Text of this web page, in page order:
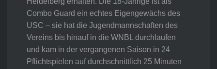
Combo Guard ein echtes Eigengewächs des
USC – sie hat die Jugendmannschaften des
Vereins bis hinauf in die WNBL durchlaufen
und kam in der vergangenen Saison in 24
Pflichtspielen auf durchschnittlich 25 Minuten